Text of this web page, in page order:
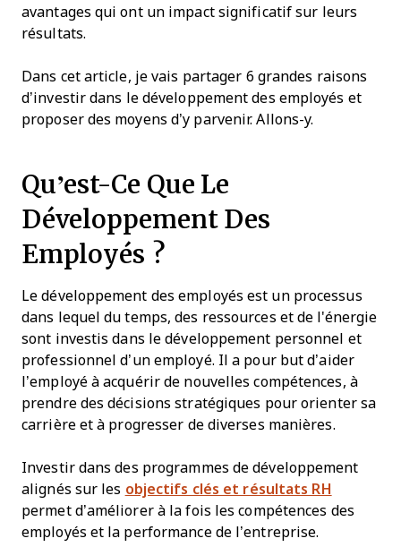
avantages qui ont un impact significatif sur leurs
résultats.
Dans cet article, je vais partager 6 grandes raisons
d’investir dans le développement des employés et
proposer des moyens d’y parvenir. Allons-y.
Qu’est-Ce Que Le
Développement Des
Employés ?
Le développement des employés est un processus
dans lequel du temps, des ressources et de l'énergie
sont investis dans le développement personnel et
professionnel d’un employé. Il a pour but d’aider
l’employé à acquérir de nouvelles compétences, à
prendre des décisions stratégiques pour orienter sa
carrière et à progresser de diverses manières.
Investir dans des programmes de développement
alignés sur les objectifs clés et résultats RH
permet d’améliorer à la fois les compétences des
employés et la performance de l’entreprise.